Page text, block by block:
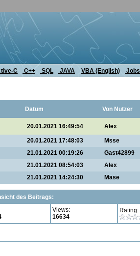
C C++ SQL JAVA VBA (English) Jobs
Datum Von Nutzer
20.01.2021 16:49:54 Alex
20.01.2021 17:48:03
Msse
21.01.2021 00:19:26
Gast42899
21.01.2021 08:54:03
Alex
21.01.2021 14:24:30 Mase
des Beitrags:
Views:
16634
Rating: